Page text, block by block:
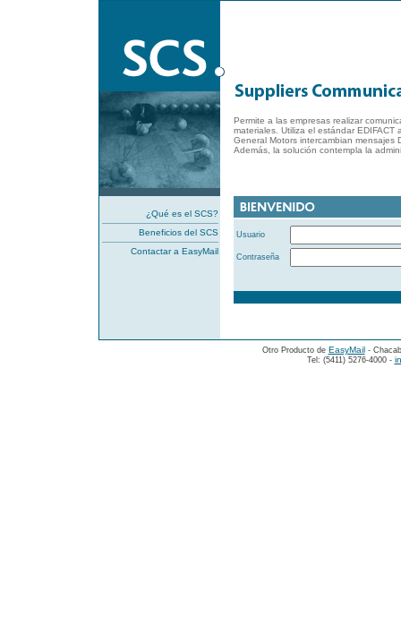
Permite a las empresas realizar
materiales. Utiliza el estándar
General Motors intercambian mensajes
Además, la solución contempla la
¿Qué es el SCS?
Beneficios del SCS
Contactar a EasyMail
Usuario
Contraseña
Otro Producto de EasyMail -
Tel: (5411) 5276-4000 -